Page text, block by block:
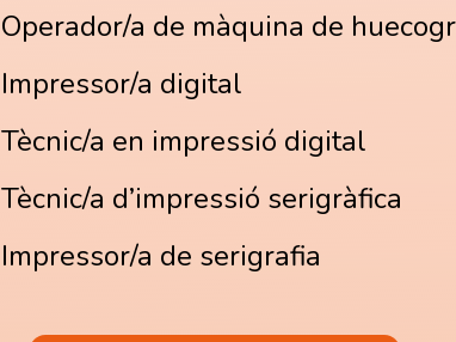
Operador/a de màquina de
Impressor/a digital
Tècnic/a en impressió digital
Tècnic/a d’impressió serigràfica
Impressor/a de serigrafia